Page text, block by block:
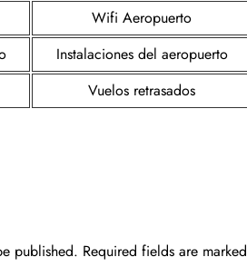
Wifi Aeropuerto
Instalaciones del aeropuerto
Vuelos retrasados
published. Required fields are marked